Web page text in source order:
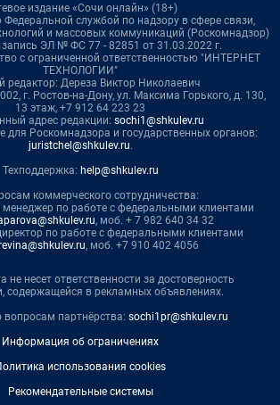
издание «Сочи онлайн» (18+)
Федеральной службой по надзору в сфере связи,
и массовых коммуникаций (Роскомнадзор)
запись ЭЛ № ФС 77 - 82851 от 31.03.2022 г.
с ограниченной ответственностью "ИНТЕРНЕТ
ТЕХНОЛОГИИ"
редактор: Дереза Виктор Николаевич
г. Ростов-на-Дону, ул. Максима Горького, д. 130,
13 этаж, +7 912 64 223 23
адрес редакции: sochi1@shkulev.ru
для Роскомнадзора и государственных органов:
juristchel@shkulev.ru.
Техподдержка: help@shkulev.ru
коммерческого сотрудничества:
по работе с федеральными клиентами
, моб. + 7 982 640 34 32
по работе с федеральными клиентами
, моб. +7 910 402 4056
не несет ответственности за достоверность
содержащейся в рекламных объявлениях.
вопросам партнёрства: sochi1pr@shkulev.ru
Информация об ограничениях
использования cookies
Рекомендательные системы